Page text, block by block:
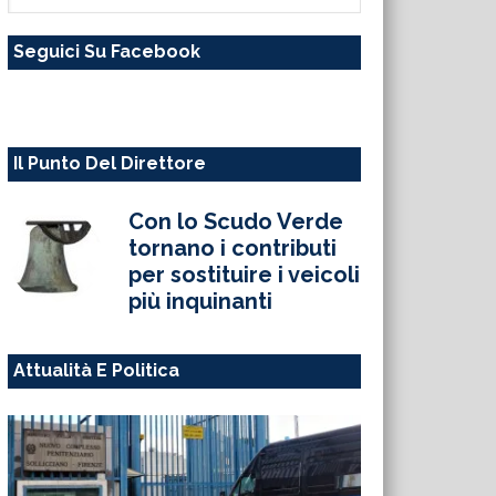
sito
Seguici Su Facebook
Il Punto Del Direttore
Con lo Scudo Verde
tornano i contributi
per sostituire i veicoli
più inquinanti
Attualità E Politica